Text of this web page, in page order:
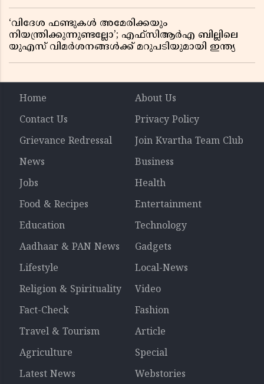
‘വിദേശ ഫണ്ടുകൾ അമേരിക്കയും
നിയന്ത്രിക്കുന്നുണ്ടല്ലോ’; എഫ്സിആർഎ ബില്ലിലെ
യുഎസ് വിമർശനങ്ങൾക്ക് മറുപടിയുമായി ഇന്ത്യ
Home
About Us
Contact Us
Privacy Policy
Grievance Redressal
Join Kvartha Team Club
News
Business
Jobs
Health
Food & Recipes
Entertainment
Education
Technology
Aadhaar & PAN News
Gadgets
Lifestyle
Local-News
Religion & Spirituality
Video
Fact-Check
Fashion
Travel & Tourism
Article
Agriculture
Special
Latest News
Webstories